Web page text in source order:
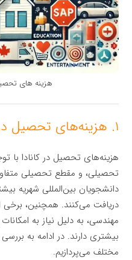
هزینه‌ های
۱. هزینه‌های تحصیل در کانادا
هزینه‌های تحصیل در کانادا با
تحصیلی، و مقطع تحصیلی
دانشجویان بین‌المللی شهریه
دریافت می‌کنند. همچنین، برخی
مهندسی، به دلیل نیاز به
بیشتری دارند. در ادامه به
مختلف می‌پردازیم.